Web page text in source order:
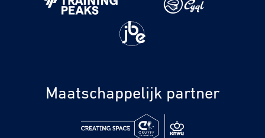
Maatschappelijk partner